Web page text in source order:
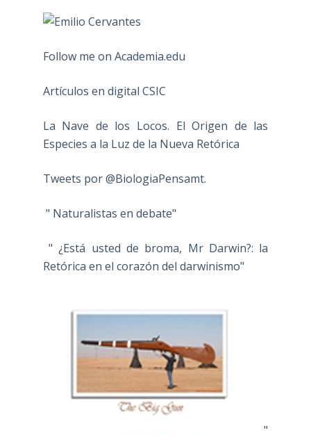
Follow me on Academia.edu
Artículos en digital CSIC
La Nave de los Locos. El Origen de las
Especies a la Luz de la Nueva Retórica
Tweets por @BiologiaPensamt.
" Naturalistas en debate"
" ¿Está usted de broma, Mr Darwin?: la
Retórica en el corazón del darwinismo"
"